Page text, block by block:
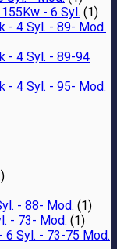
- 6 Syl. (1)
- 4 Syl. - 89- Mod.
- 4 Syl. - 89-94
- 4 Syl. - 95- Mod.
- 88- Mod. (1)
- 73- Mod. (1)
6 Syl. - 73-75 Mod.